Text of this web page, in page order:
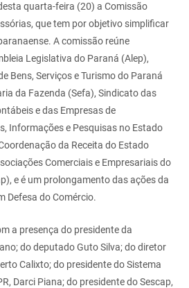
quarta-feira (20) a Comissão
que tem por objetivo simplificar
A comissão reúne
Legislativa do Paraná (Alep),
Bens, Serviços e Turismo do Paraná
da Fazenda (Sefa), Sindicato das
e das Empresas de
Informações e Pesquisas no Estado
da Receita do Estado
Comerciais e Empresariais do
e é um prolongamento das ações da
Defesa do Comércio.
a presença do presidente da
do deputado Guto Silva; do diretor
Calixto; do presidente do Sistema
Darci Piana; do presidente do Sescap,